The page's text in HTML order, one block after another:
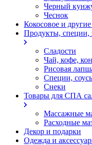
Черный
Чеснок
Кокосовое и
Продукты, специи,
Сладости
Чай, кофе,
Рисовая
Специи,
Снеки
Товары для СПА
Массажные
Расходные
Декор и подарки
Одежда и